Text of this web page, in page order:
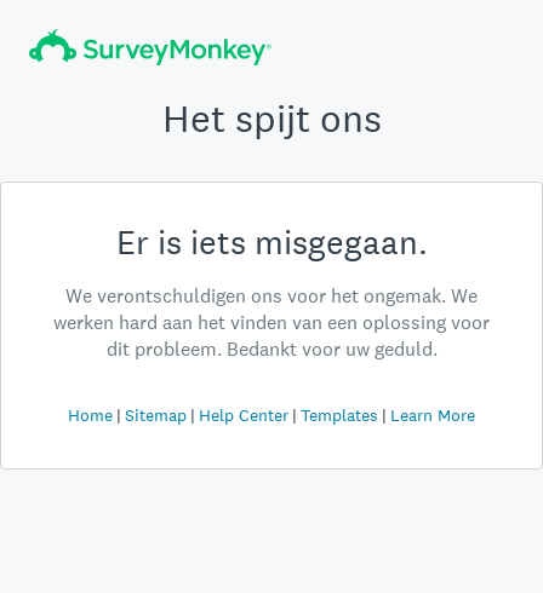
Het spijt ons
Er is iets misgegaan.
We verontschuldigen ons voor het ongemak. We
werken hard aan het vinden van een oplossing voor
dit probleem. Bedankt voor uw geduld.
Home Sitemap Help Center Templates Learn More